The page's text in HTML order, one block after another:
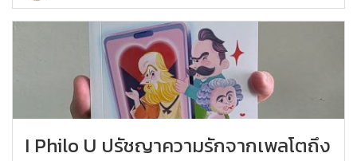
I Philo U ปรัชญาความรักจากเพลโตถึง